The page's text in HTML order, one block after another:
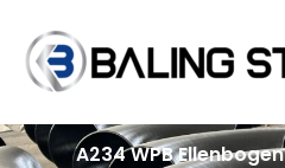
A234 WPB Ellenbogen